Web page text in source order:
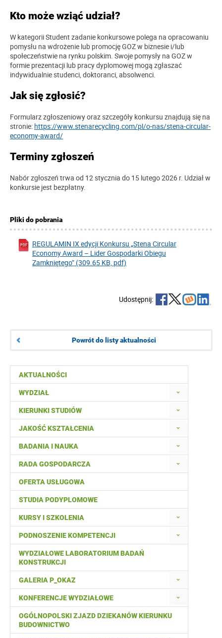
AKTUALNOŚCI
WYDZIAŁ
KIERUNKI STUDIÓW
JAKOŚĆ KSZTAŁCENIA
BADANIA I NAUKA
RADA GOSPODARCZA
OFERTA USŁUGOWA
STUDIA PODYPLOMOWE
KURSY I SZKOLENIA
PODNOSZENIE KOMPETENCJI
WYDZIAŁOWE LABORATORIUM BADAŃ
KONSTRUKCJI
GALERIA P_OKAZ
KONFERENCJE WYDZIAŁOWE
OGÓLNOPOLSKI ZJAZD DZIEKANÓW KIERUNKU
BUDOWNICTWO
Kto może wziąć udział?
W kategorii Student zadanie konkursowe polega na opracowaniu
pomysłu na wdrożenie lub promocję GOZ w biznesie i/lub
społeczeństwie na rynku polskim. Swoje pomysły na GOZ w
formie prezentacji lub pracy dyplomowej mogą zgłaszać
indywidualnie studenci, doktoranci, absolwenci.
Jak się zgłosić?
Formularz zgłoszeniowy oraz szczegóły konkursu znajdują się na
stronie: https://www.stenarecycling.com/pl/o-nas/stena-circular-
economy-award/
Terminy zgłoszeń
Nabór zgłoszeń trwa od 12 stycznia do 15 lutego 2026 r. Udział w
konkursie jest bezpłatny.
Pliki do pobrania
REGULAMIN IX edycji Konkursu „Stena Circular
Economy Award – Lider Gospodarki Obiegu
Zamkniętego” (309.65 KB, pdf)
Udostępnij:
Powrót do listy aktualności